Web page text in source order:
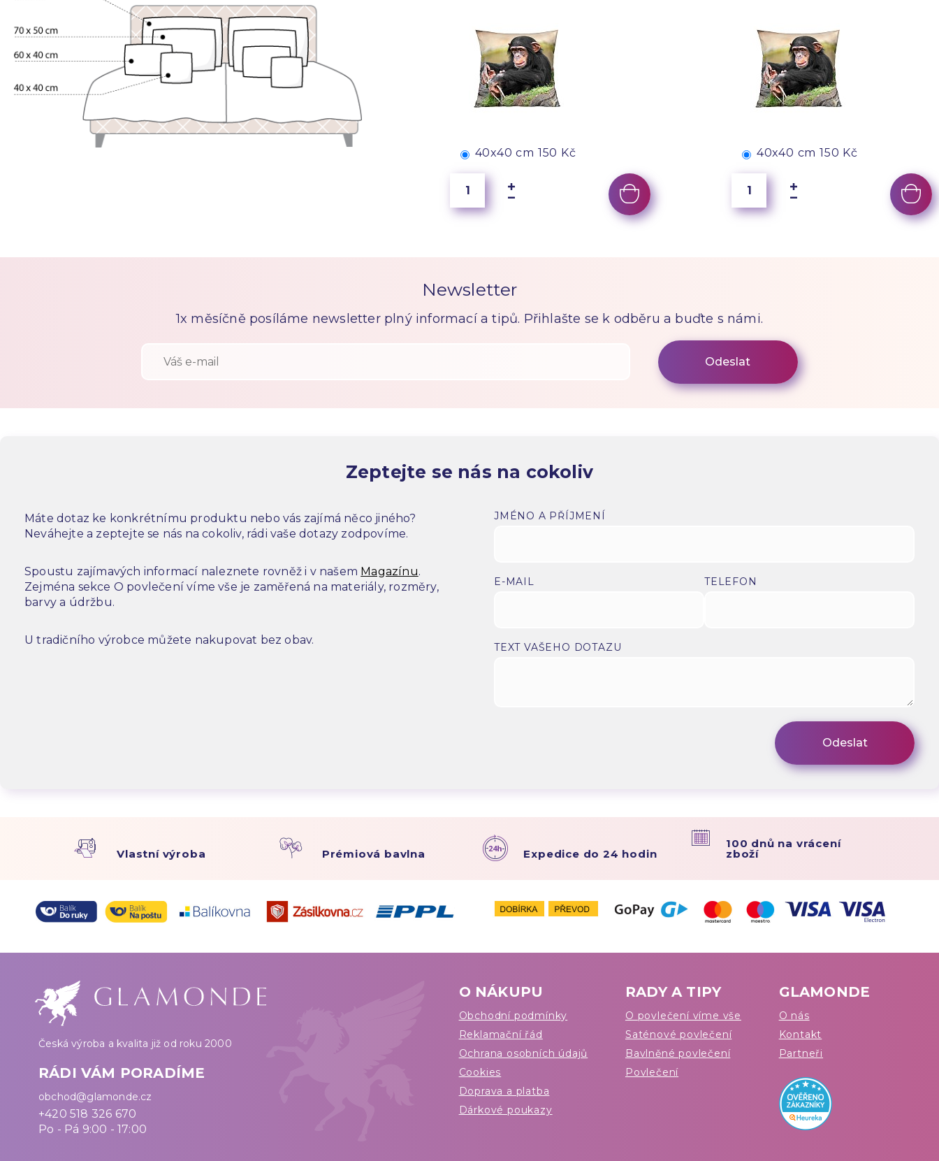
40x40 cm 150 Kč 40x40 cm 150 Kč
Newsletter
1x měsíčně posíláme newsletter plný informací a tipů. Přihlašte se k odběru a buďte s námi.
Zeptejte se nás na cokoliv
Máte dotaz ke konkrétnímu produktu nebo vás zajímá něco jiného?
Neváhejte a zeptejte se nás na cokoliv, rádi vaše dotazy zodpovíme.
Spoustu zajímavých informací naleznete rovněž i v našem Magazínu.
Zejména sekce O povlečení víme vše je zaměřená na materiály, rozměry,
barvy a údržbu.
U tradičního výrobce můžete nakupovat bez obav.
JMÉNO A PŘÍJMENÍ
E-MAIL TELEFON
TEXT VAŠEHO DOTAZU
Vlastní výroba Prémiová bavlna Expedice do 24 hodin
100 dnů na vrácení
zboží
Česká výroba a kvalita již od roku 2000
RÁDI VÁM PORADÍME
obchod@glamonde.cz
+420 518 326 670
Po - Pá 9:00 - 17:00
O NÁKUPU
Obchodní podmínky
Reklamační řád
Ochrana osobních údajů
Cookies
Doprava a platba
Dárkové poukazy
RADY A TIPY
O povlečení víme vše
Saténové povlečení
Bavlněné povlečení
Povlečení
GLAMONDE
O nás
Kontakt
Partneři